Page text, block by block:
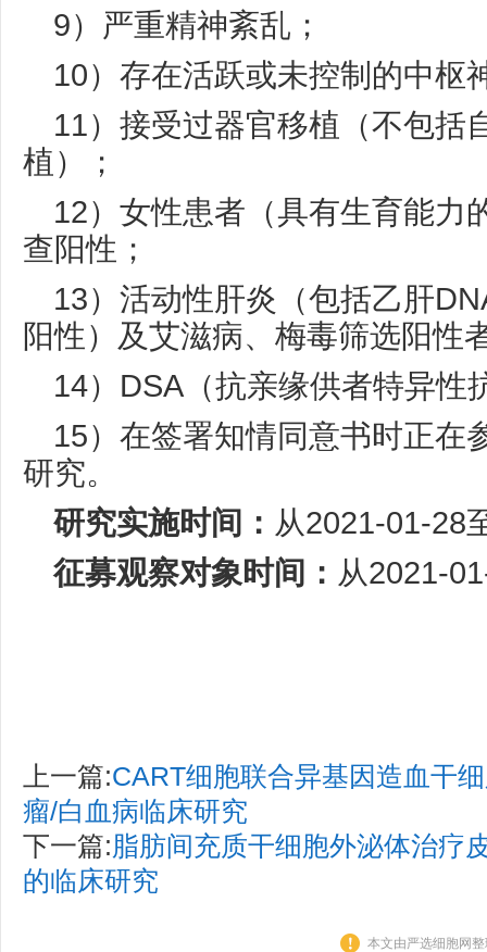
9）严重精神紊乱；
10）存在活跃或未控制的中枢
11）接受过器官移植（不包括
植）；
12）女性患者（具有生育能力
查阳性；
13）活动性肝炎（包括乙肝
阳性）及艾滋病、梅毒筛选阳性
14）DSA（抗亲缘供者特异性
15）在签署知情同意书时正在
研究。
研究实施时间： 从2021-01-28
征募观察对象时间： 从2021-
上一篇:CART细胞联合异基因造血干
瘤/白血病临床研究
下一篇:脂肪间充质干细胞外泌体治疗
的临床研究
本文由严选细胞网